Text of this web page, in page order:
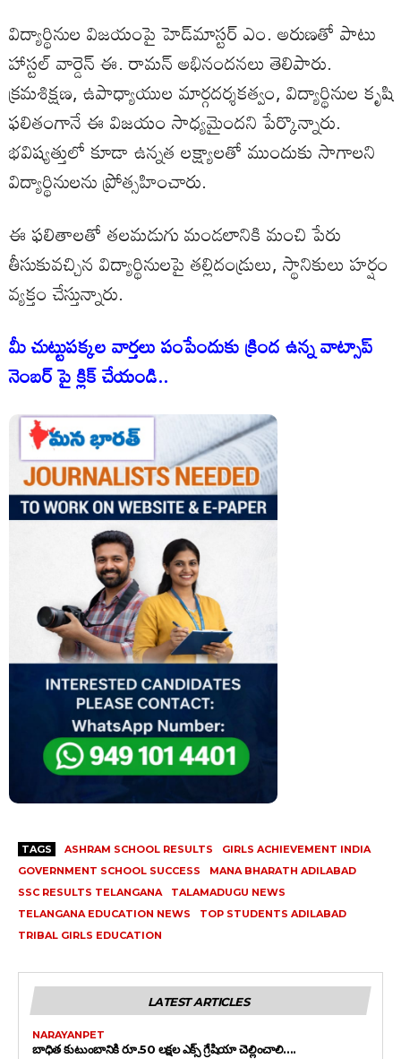
విద్యార్థినుల విజయంపై హెడ్‌మాస్టర్ ఎం. అరుణతో పాటు
హాస్టల్ వార్డెన్ ఈ. రామన్ అభినందనలు తెలిపారు.
క్రమశిక్షణ, ఉపాధ్యాయుల మార్గదర్శకత్వం, విద్యార్థినుల కృషి
ఫలితంగానే ఈ విజయం సాధ్యమైందని పేర్కొన్నారు.
భవిష్యత్తులో కూడా ఉన్నత లక్ష్యాలతో ముందుకు సాగాలని
విద్యార్థినులను ప్రోత్సహించారు.
ఈ ఫలితాలతో తలమడుగు మండలానికి మంచి పేరు
తీసుకువచ్చిన విద్యార్థినులపై తల్లిదండ్రులు, స్థానికులు హర్షం
వ్యక్తం చేస్తున్నారు.
మీ చుట్టుపక్కల వార్తలు పంపేందుకు క్రింద ఉన్న వాట్సాప్
నెంబర్ పై క్లిక్ చేయండి..
TAGS ASHRAM SCHOOL RESULTS
GIRLS ACHIEVEMENT INDIA
GOVERNMENT SCHOOL SUCCESS
MANA BHARATH ADILABAD
SSC RESULTS TELANGANA
TALAMADUGU NEWS
TELANGANA EDUCATION NEWS
TOP STUDENTS ADILABAD
TRIBAL GIRLS EDUCATION
LATEST ARTICLES
NARAYANPET
బాధిత కుటుంబానికి రూ.50 లక్షల ఎక్స్ గ్రేషియా చెల్లించాలి….